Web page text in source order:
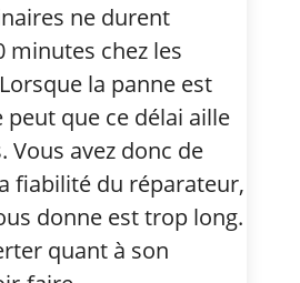
ne durent
minutes chez les
la panne est
que ce délai aille
Vous avez donc de
fiabilité du réparateur,
donne est trop long.
quant à son